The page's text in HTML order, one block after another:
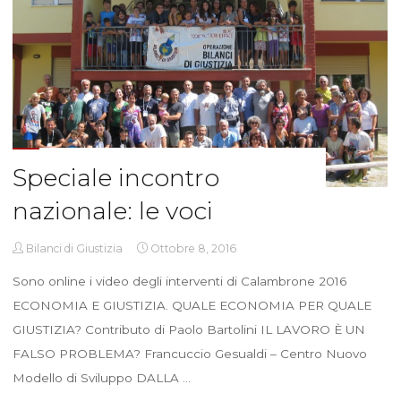
Speciale incontro
nazionale: le voci
Bilanci di Giustizia Ottobre 8, 2016
Sono online i video degli interventi di Calambrone 2016
ECONOMIA E GIUSTIZIA. QUALE ECONOMIA PER QUALE
GIUSTIZIA? Contributo di Paolo Bartolini IL LAVORO È UN
FALSO PROBLEMA? Francuccio Gesualdi – Centro Nuovo
Modello di Sviluppo DALLA …